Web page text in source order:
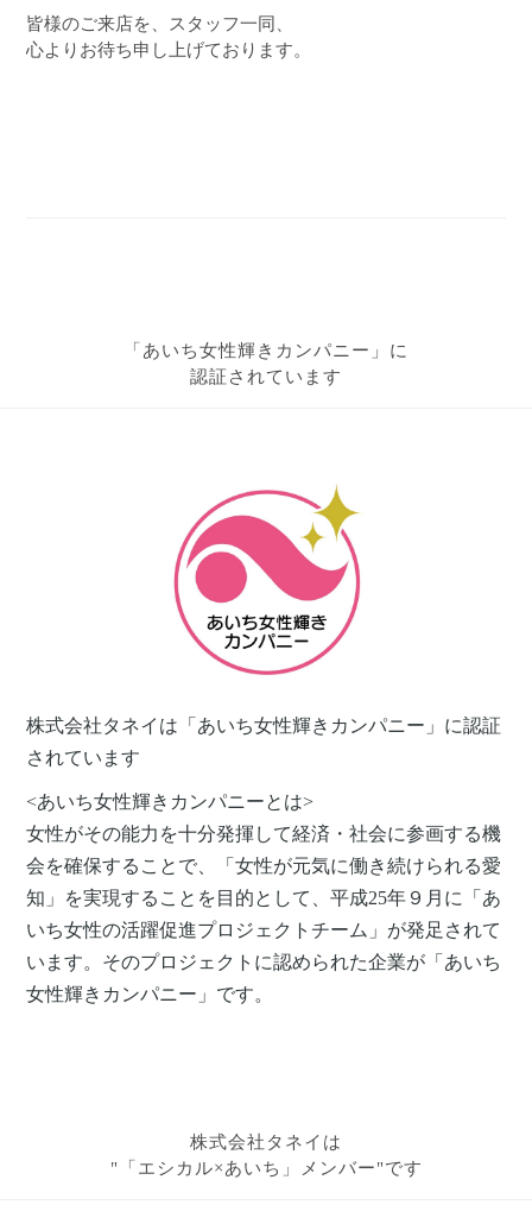
皆様のご来店を、スタッフ一同、
心よりお待ち申し上げております。
「あいち女性輝きカンパニー」に
認証されています
株式会社タネイは「あいち女性輝きカンパニー」に認証
されています
<あいち女性輝きカンパニーとは>
女性がその能力を十分発揮して経済・社会に参画する機
会を確保することで、「女性が元気に働き続けられる愛
知」を実現することを目的として、平成25年９月に「あ
いち女性の活躍促進プロジェクトチーム」が発足されて
います。そのプロジェクトに認められた企業が「あいち
女性輝きカンパニー」です。
株式会社タネイは
"「エシカル×あいち」メンバー"です